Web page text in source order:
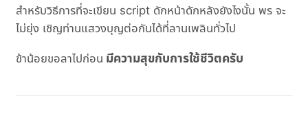
สำหรับวิธีการที่จะเขียน script ดักหน้าดักหลังยังไงนั้น พร จะ
ไม่ยุ่ง เชิญท่านแสวงบุญต่อกันได้ที่ลานเพลินทั่วไป
ข้าน้อยขอลาไปก่อน มีความสุขกับการใช้ชีวิตครับ